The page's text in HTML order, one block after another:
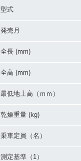
2006年 W650 ローハン
ドル仕様・カラーチェン
型式
発売月
全長 (mm)
全高 (mm)
最低地上高（ｍｍ）
乾燥重量 (kg)
乗車定員（名）
測定基準（1）